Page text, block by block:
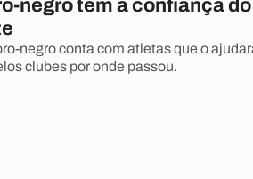
negro tem a confiança do
negro conta com atletas que o
clubes por onde passou.